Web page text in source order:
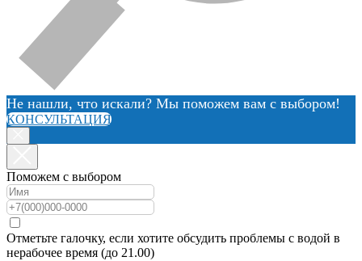
Не нашли, что искали? Мы поможем вам с выбором!
КОНСУЛЬТАЦИЯ
Поможем с выбором
Отметьте галочку, если хотите обсудить проблемы с водой в
нерабочее время (до 21.00)